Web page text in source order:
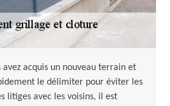
avez acquis un nouveau terrain et
le délimiter pour éviter les
litiges avec les voisins, il est